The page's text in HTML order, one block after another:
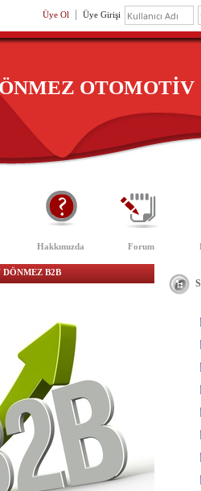
Üye Ol Üye Girişi
OTOMOTİV
Hakkımızda Forum
DÖNMEZ B2B